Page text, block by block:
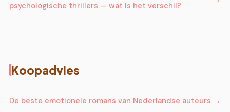
psychologische thrillers — wat is het verschil?
Koopadvies
De beste emotionele romans van Nederlandse auteurs